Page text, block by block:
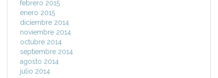
febrero 2015
enero 2015
diciembre 2014
noviembre 2014
octubre 2014
septiembre 2014
agosto 2014
julio 2014